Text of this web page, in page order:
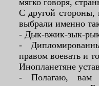
С другой стороны,
выбрали именно
- Дык-вжик-зык-
-
правом воевать и
Инопланетяне
- Полагаю, вам